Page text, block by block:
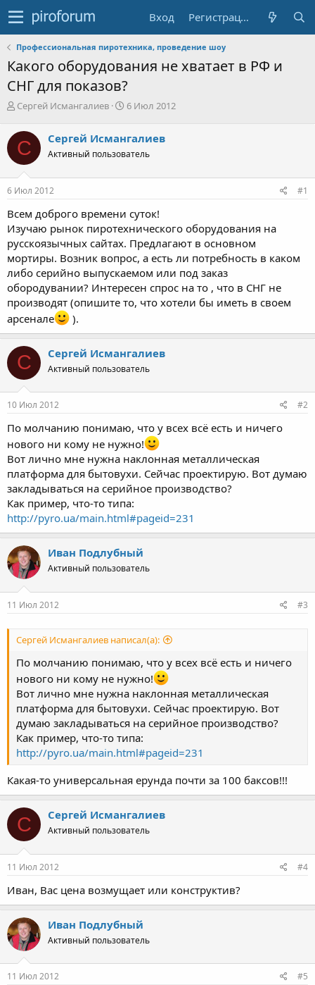
Вход Регистрация
Профессиональная пиротехника, проведение шоу
Какого оборудования не хватает в РФ и
СНГ для показов?
А
т
о
р
т
е
м
Сергей Исмангалиев
Д
а
н
ч
а
6 Июл 2012
С Сергей Исмангалиев
Активный пользователь
6 Июл 2012 #1
Всем доброго времени суток!
Изучаю рынок пиротехнического оборудования на
русскоязычных сайтах. Предлагают в основном
мортиры. Возник вопрос, а есть ли потребность в каком
либо серийно выпускаемом или под заказ
обородувании? Интересен спрос на то , что в СНГ не
производят (опишите то, что хотели бы иметь в своем
арсенале
).
С Сергей Исмангалиев
Активный пользователь
10 Июл 2012 #2
По молчанию понимаю, что у всех всё есть и ничего
нового ни кому не нужно!
Вот лично мне нужна наклонная металлическая
платформа для бытовухи. Сейчас проектирую. Вот думаю
закладываться на серийное производство?
Как пример, что-то типа:
http://pyro.ua/main.html#pageid=231
Иван Подлубный
Активный пользователь
11 Июл 2012 #3
Сергей Исмангалиев написал(а):
По молчанию понимаю, что у всех всё есть и ничего
нового ни кому не нужно!
Вот лично мне нужна наклонная металлическая
платформа для бытовухи. Сейчас проектирую. Вот
думаю закладываться на серийное производство?
Как пример, что-то типа:
http://pyro.ua/main.html#pageid=231
Какая-то универсальная ерунда почти за 100 баксов!!!
С Сергей Исмангалиев
Активный пользователь
11 Июл 2012 #4
Иван, Вас цена возмущает или конструктив?
Иван Подлубный
Активный пользователь
11 Июл 2012 #5